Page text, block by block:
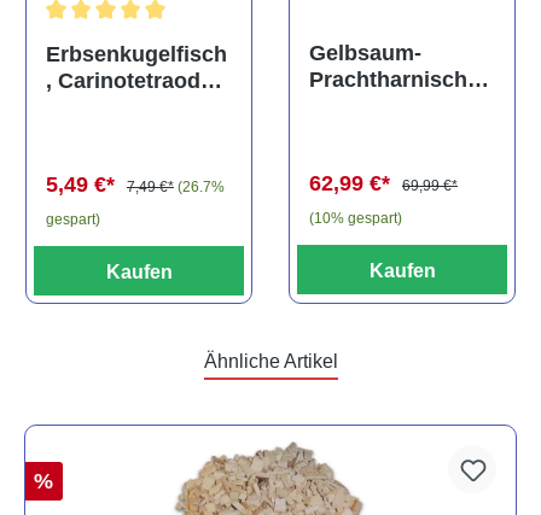
Durchschnittliche Bewertung von 5 von 5 Sternen
Erbsenkugelfisch
, Carinotetraodon
5,49 €* 7,49 €* (26.7%
gespart)
Kaufen
Gelbsaum-
Prachtharnischw
62,99 €*
69,99 €*
(10% gespart)
Kaufen
Ähnliche Artikel
%